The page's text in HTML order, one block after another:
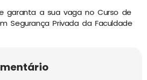
garanta a sua vaga no Curso de
Segurança Privada da Faculdade